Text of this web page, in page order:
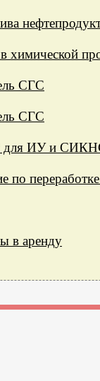
химической
СГС
СГС
для ИУ и
по
в аренду